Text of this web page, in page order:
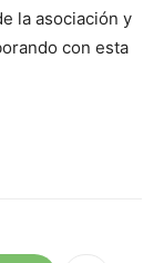
la asociación y
con esta